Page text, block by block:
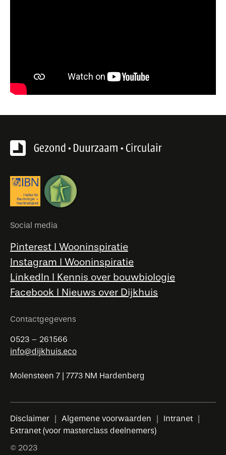
Social media
Pinterest l Wooninspiratie
Instagram l Wooninspiratie
LinkedIn l Kennis over bouwbiologie
Facebook l Nieuws over Dijkhuis
Contactgegevens
0523 – 261566
info@dijkhuis.eco
Molensteen 7 | 7773 NM Hardenberg
Disclaimer Algemene voorwaarden
Intranet
Extranet (voor masterclass deelnemers)
© 2023